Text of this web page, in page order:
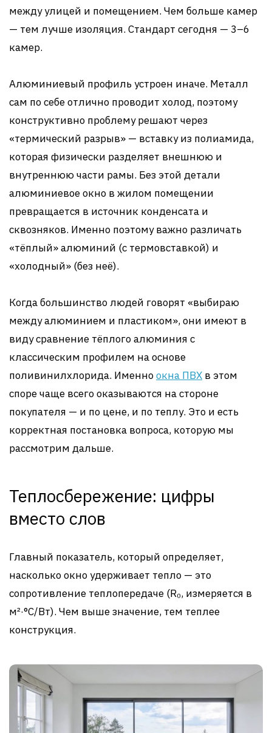
между улицей и помещением. Чем больше камер
— тем лучше изоляция. Стандарт сегодня — 3–6
камер.
Алюминиевый профиль устроен иначе. Металл
сам по себе отлично проводит холод, поэтому
конструктивно проблему решают через
«термический разрыв» — вставку из полиамида,
которая физически разделяет внешнюю и
внутреннюю части рамы. Без этой детали
алюминиевое окно в жилом помещении
превращается в источник конденсата и
сквозняков. Именно поэтому важно различать
«тёплый» алюминий (с термовставкой) и
«холодный» (без неё).
Когда большинство людей говорят «выбираю
между алюминием и пластиком», они имеют в
виду сравнение тёплого алюминия с
классическим профилем на основе
поливинилхлорида. Именноокна ПВХ в этом
споре чаще всего оказываются на стороне
покупателя — и по цене, и по теплу. Это и есть
корректная постановка вопроса, которую мы
рассмотрим дальше.
Теплосбережение: цифры
вместо слов
Главный показатель, который определяет,
насколько окно удерживает тепло — это
сопротивление теплопередаче (R₀, измеряется в
м²·°С/Вт). Чем выше значение, тем теплее
конструкция.